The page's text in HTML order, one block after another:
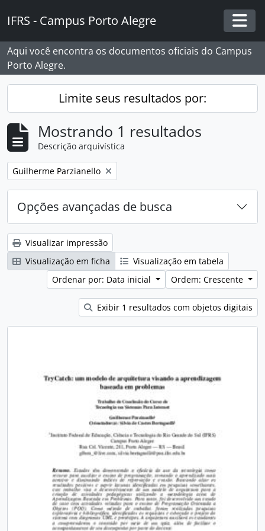
IFRS - Campus Porto Alegre
Aqui você encontra os documentos oficiais do Campus
Porto Alegre.
Limite seus resultados por:
Mostrando 1 resultados
Descrição arquivística
Remover filtro:
Guilherme Parzianello
Opções avançadas de busca
Visualizar impressão
Visualização em ficha
Visualização em tabela
Ordenar por: Data inicial
Ordem: Crescente
Exibir 1 resultados com objetos digitais